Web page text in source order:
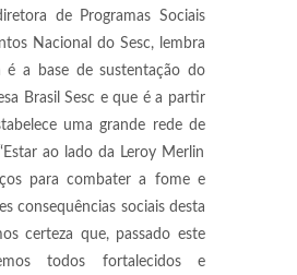
de Programas Sociais
Nacional do Sesc, lembra
é a base de sustentação do
Brasil Sesc e que é a partir
uma grande rede de
ao lado da Leroy Merlin
para combater a fome e
consequências sociais desta
certeza que, passado este
todos fortalecidos e